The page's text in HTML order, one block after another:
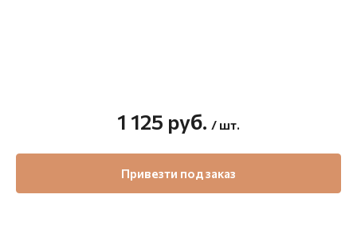
1 125 руб. / шт.
Привезти под заказ